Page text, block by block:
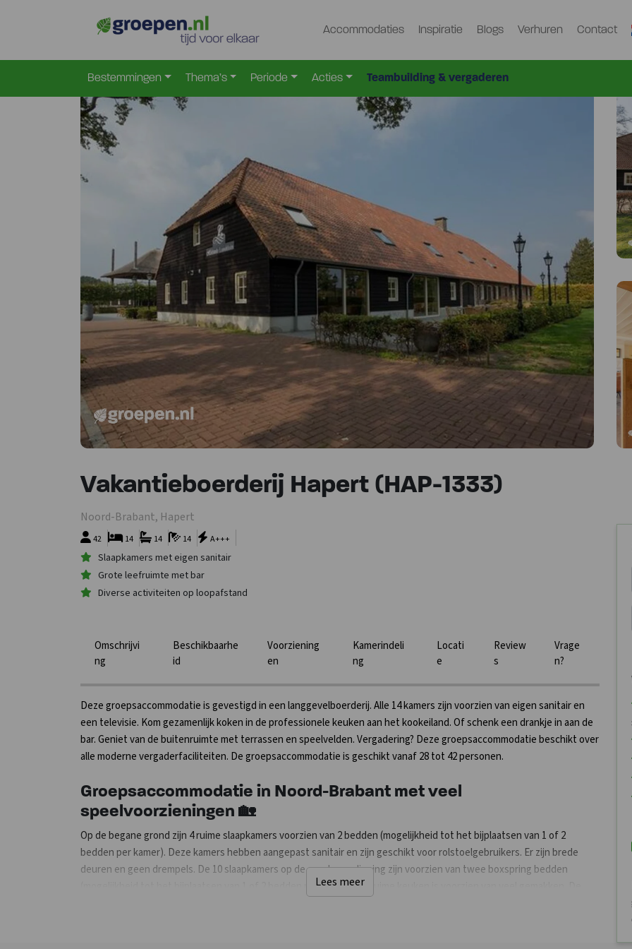
Accommodaties Inspiratie Blogs Verhuren Contact
Bestemmingen Thema’s Periode Acties Teambuilding & vergaderen
Home > Nederland > Noord-Brabant > Hapert > Hap-1333
Vakantieboerderij Hapert (HAP-1333)
Noord-Brabant, Hapert
42 14
14 A+++
14
Slaapkamers met eigen sanitair
Grote leefruimte met bar
Diverse activiteiten op loopafstand
Omschrijvi
ng
Beschikbaarhe
id
Voorziening
en
Kamerindeli
ng
Locati
e
Review
s
Vrage
n?
Deze groepsaccommodatie is gevestigd in een langgevelboerderij. Alle 14 kamers zijn voorzien van eigen sanitair en
een televisie. Kom gezamenlijk koken in de professionele keuken aan het kookeiland. Of schenk een drankje in aan de
bar. Geniet van de buitenruimte met terrassen en speelvelden. Vergadering? Deze groepsaccommodatie beschikt over
alle moderne vergaderfaciliteiten. De groepsaccommodatie is geschikt vanaf 28 tot 42 personen.
Groepsaccommodatie in Noord-Brabant met veel
speelvoorzieningen 🏡
Op de begane grond zijn 4 ruime slaapkamers voorzien van 2 bedden (mogelijkheid tot het bijplaatsen van 1 of 2
bedden per kamer). Deze kamers hebben aangepast sanitair en zijn geschikt voor rolstoelgebruikers. Er zijn brede
deuren en geen drempels. De 10 slaapkamers op de eerste verdieping zijn voorzien van twee boxspring bedden
(mogelijkheid tot het bijplaatsen van 1 of 2 bedden per kamer). De ruime keuken is voorzien van veel gemakken. De
Lees meer